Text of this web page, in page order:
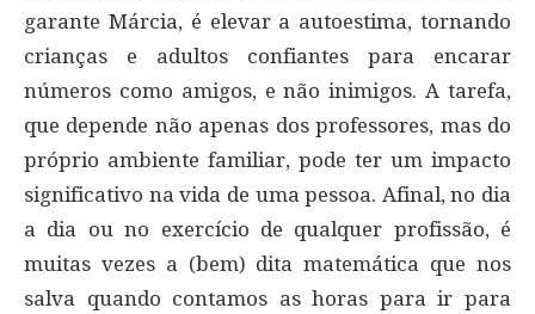
garante Márcia, é elevar a autoestima, tornando
crianças e adultos confiantes para encarar
números como amigos, e não inimigos. A tarefa,
que depende não apenas dos professores, mas do
próprio ambiente familiar, pode ter um impacto
significativo na vida de uma pessoa. Afinal, no dia
a dia ou no exercício de qualquer profissão, é
muitas vezes a (bem) dita matemática que nos
salva quando contamos as horas para ir para